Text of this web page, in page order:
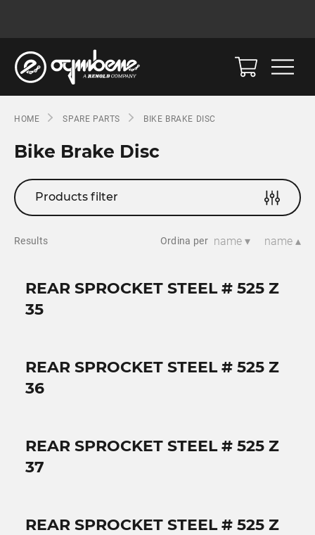
HOME SPARE PARTS BIKE BRAKE DISC
Bike Brake Disc
Products filter
Results Ordina per name ▾ name ▴
REAR SPROCKET STEEL # 525 Z
35
REAR SPROCKET STEEL # 525 Z
36
REAR SPROCKET STEEL # 525 Z
37
REAR SPROCKET STEEL # 525 Z